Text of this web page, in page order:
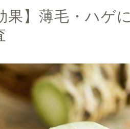
果】薄毛・ハゲ